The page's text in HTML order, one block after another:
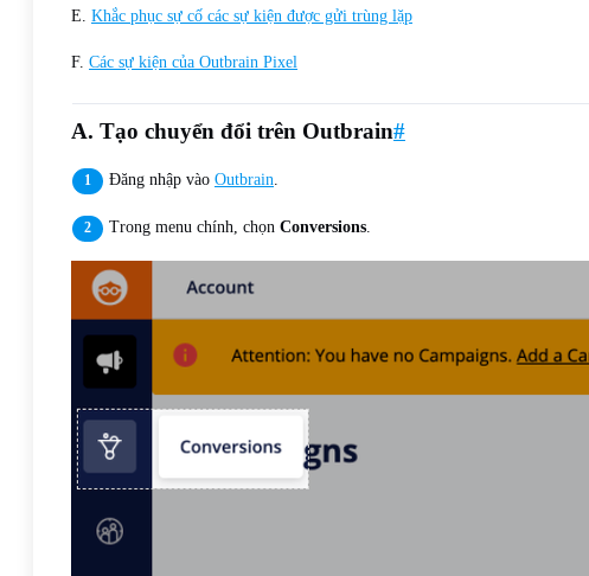
E. Khắc phục sự cố các sự kiện được gửi trùng lặp
F. Các sự kiện của Outbrain Pixel
A. Tạo chuyển đổi trên Outbrain#
Đăng nhập vào Outbrain.
Trong menu chính, chọn Conversions